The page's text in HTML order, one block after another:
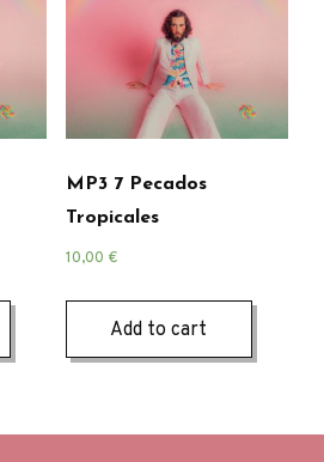
MP3 7 Pecados
Tropicales
10,00 €
Add to cart